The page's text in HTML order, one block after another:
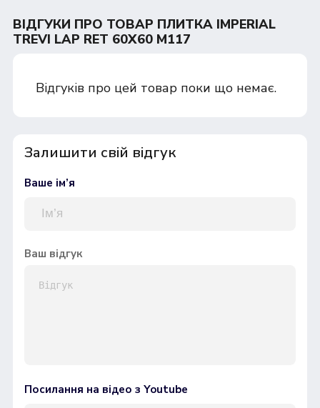
ВІДГУКИ ПРО ТОВАР ПЛИТКА IMPERIAL
TREVI LAP RET 60Х60 M117
Відгуків про цей товар поки що немає.
Залишити свій відгук
Ваше ім’я
Ваш відгук
Посилання на відео з Youtube